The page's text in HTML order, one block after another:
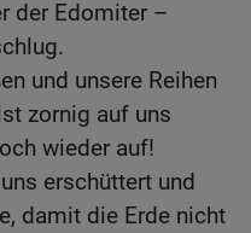
der Edomiter –
und unsere Reihen
zornig auf uns
wieder auf!
erschüttert und
damit die Erde nicht